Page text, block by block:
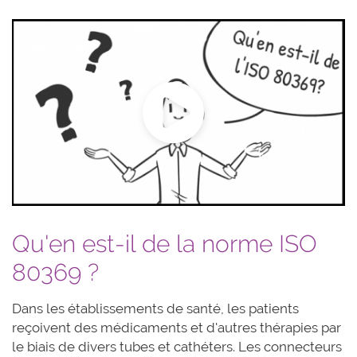
Qu'en est-il de la norme ISO
80369 ?
Dans les établissements de santé, les patients
reçoivent des médicaments et d'autres thérapies par
le biais de divers tubes et cathéters. Les connecteurs